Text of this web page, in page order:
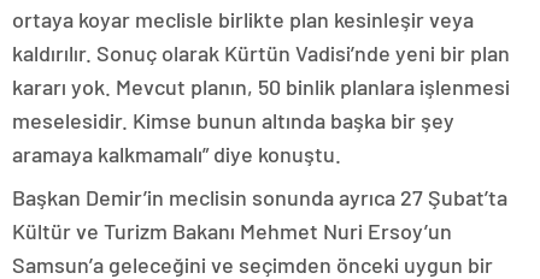
ortaya koyar meclisle birlikte plan kesinleşir veya
kaldırılır. Sonuç olarak Kürtün Vadisi’nde yeni bir plan
kararı yok. Mevcut planın, 50 binlik planlara işlenmesi
meselesidir. Kimse bunun altında başka bir şey
aramaya kalkmamalı” diye konuştu.
Başkan Demir’in meclisin sonunda ayrıca 27 Şubat’ta
Kültür ve Turizm Bakanı Mehmet Nuri Ersoy’un
Samsun’a geleceğini ve seçimden önceki uygun bir